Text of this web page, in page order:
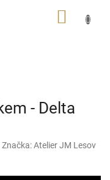
- Delta
Značka:Atelier JM Lesov